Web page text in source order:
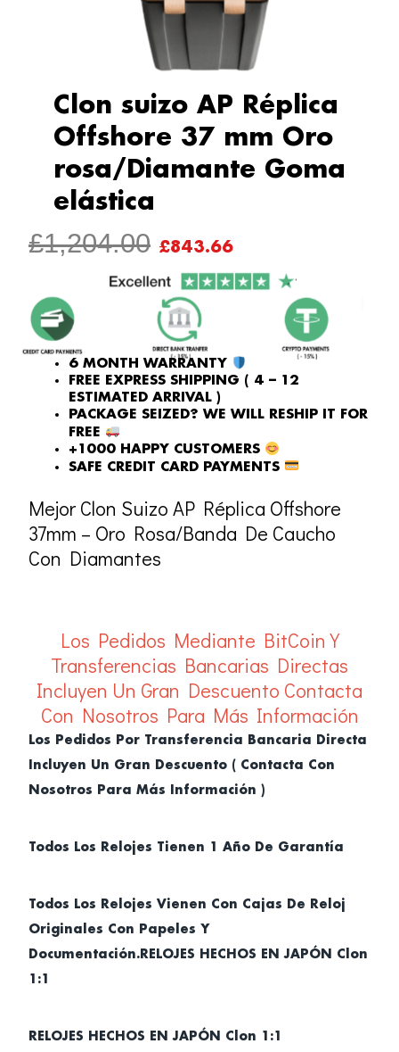
Clon suizo AP Réplica
Offshore 37 mm Oro
rosa/Diamante Goma
elástica
£1,204.00 ORIGINAL
PRICE
WAS:
£1,204.00.
£843.66CURRENT
PRICE
IS:
£843.66.
6 MONTH WARRANTY
FREE EXPRESS SHIPPING ( 4 – 12
ESTIMATED ARRIVAL )
PACKAGE SEIZED? WE WILL RESHIP IT FOR
FREE
+1000 HAPPY CUSTOMERS
SAFE CREDIT CARD PAYMENTS
Mejor Clon Suizo AP Réplica Offshore
37mm – Oro Rosa/Banda De Caucho
Con Diamantes
Los Pedidos Mediante BitCoin Y
Transferencias Bancarias Directas
Incluyen Un Gran Descuento Contacta
Con Nosotros Para Más Información
Los Pedidos Por Transferencia Bancaria Directa
Incluyen Un Gran Descuento ( Contacta Con
Nosotros Para Más Información )
Todos Los Relojes Tienen 1 Año De Garantía
Todos Los Relojes Vienen Con Cajas De Reloj
Originales Con Papeles Y
Documentación.RELOJES HECHOS EN JAPÓN Clon
1:1
RELOJES HECHOS EN JAPÓN Clon 1:1